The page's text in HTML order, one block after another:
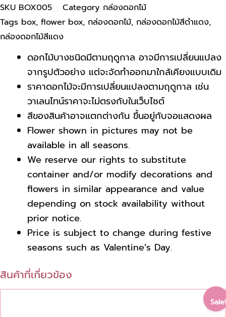
SKU BOX005 Category กล่องดอกไม้
Tags box, flower box, กล่องดอกไม้, กล่องดอกไม้สีดำแดง,
กล่องดอกไม้สีแดง
ดอกไม้บางชนิดมีตามฤดูกาล อาจมีการเปลี่ยนแปลง
จากรูปตัวอย่าง แต่จะจัดทำออกมาใกล้เคียงแบบเดิม
ราคาดอกไม้จะมีการเปลี่ยนแปลงตามฤดูกาล เช่น
วาเลนไทน์ราคาจะไม่ตรงกับในเว็บไซต์
สีของสินค้าอาจแตกต่างกัน ขึ้นอยู่กับจอแสดงผล
Flower shown in pictures may not be
available in all seasons.
We reserve our rights to substitute
container and/or modify decorations and
flowers in similar appearance and value
depending on stock availability without
prior notice.
Price is subject to change during festive
seasons such as Valentine’s Day.
สินค้าที่เกี่ยวข้อง
Sale!